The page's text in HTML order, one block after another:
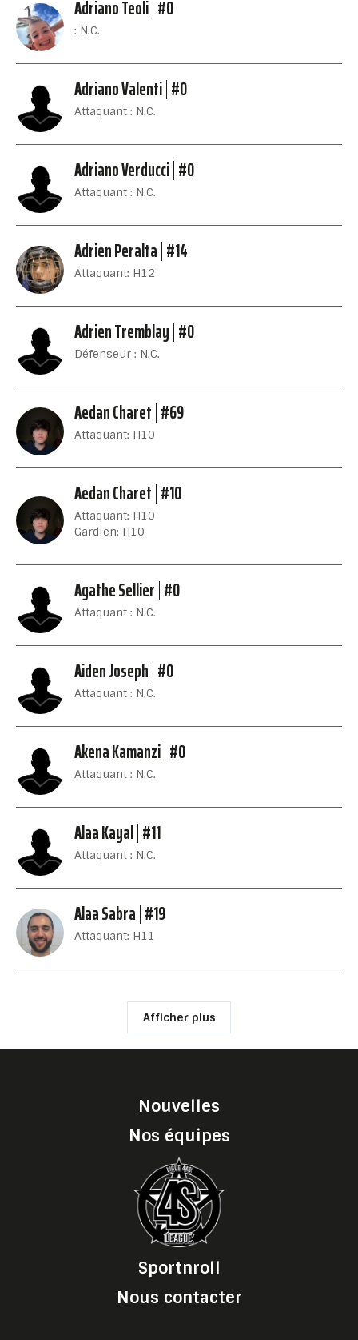
Adriano Teoli #0
: N.C.
Adriano Valenti #0
Attaquant : N.C.
Adriano Verducci #0
Attaquant : N.C.
Adrien Peralta #14
Attaquant: H12
Adrien Tremblay #0
Défenseur : N.C.
Aedan Charet #69
Attaquant: H10
Aedan Charet #10
Attaquant: H10
Gardien: H10
Agathe Sellier #0
Attaquant : N.C.
Aiden Joseph #0
Attaquant : N.C.
Akena Kamanzi #0
Attaquant : N.C.
Alaa Kayal #11
Attaquant : N.C.
Alaa Sabra #19
Attaquant: H11
Afficher plus
Nouvelles
Nos équipes
Sportnroll
Nous contacter